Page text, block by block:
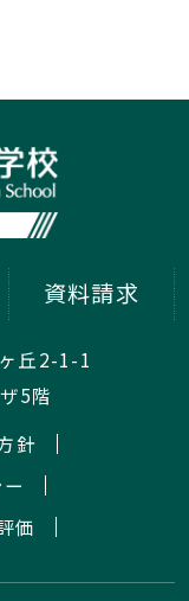
資料請求
丘2-1-1
5階
針
価